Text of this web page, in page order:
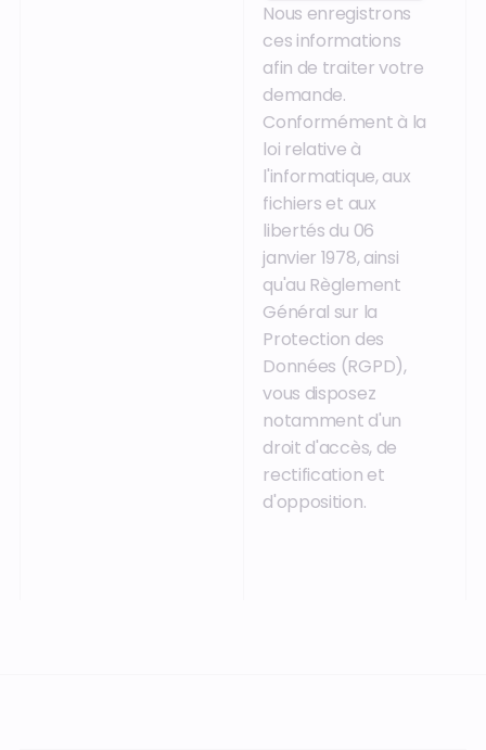
Nous enregistrons
ces informations
afin de traiter votre
demande.
Conformément à la
loi relative à
l'informatique, aux
fichiers et aux
libertés du 06
janvier 1978, ainsi
qu'au Règlement
Général sur la
Protection des
Données (RGPD),
vous disposez
notamment d'un
droit d'accès, de
rectification et
d'opposition.